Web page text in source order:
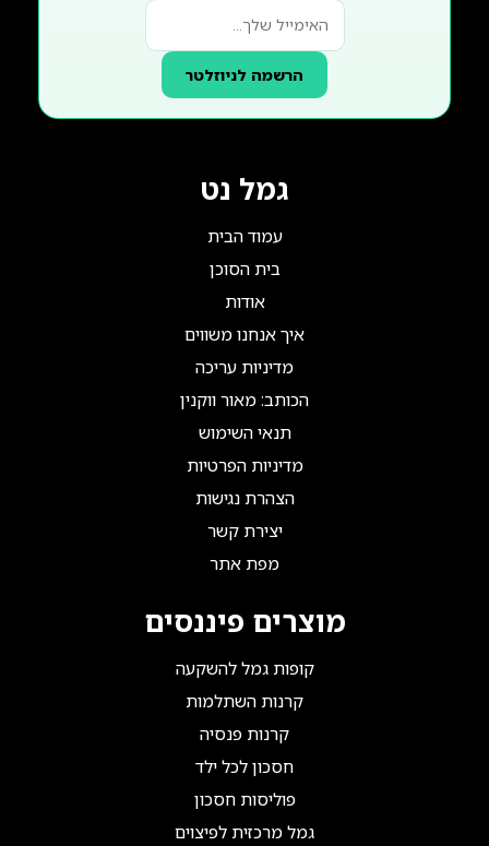
הרשמה לניוזלטר
גמל נט
עמוד הבית
בית הסוכן
אודות
איך אנחנו משווים
מדיניות עריכה
הכותב: מאור ווקנין
תנאי השימוש
מדיניות הפרטיות
הצהרת נגישות
יצירת קשר
מפת אתר
מוצרים פיננסים
קופות גמל להשקעה
קרנות השתלמות
קרנות פנסיה
חסכון לכל ילד
פוליסות חסכון
גמל מרכזית לפיצוים